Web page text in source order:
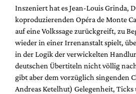
Autor:innen
Partner
Mediadaten
Suche
Inszeniert hat es Jean-Louis Grinda,
koproduzierenden Opéra de Monte
auf eine Volkssage zurückgreift, zu
wieder in einer Irrenanstalt spielt,
in der Logik der verwickelten
deutschen Übertiteln nicht völlig
gibt aber dem vorzüglich singenden
Andreas Ketelhut) Gelegenheit, Ticks